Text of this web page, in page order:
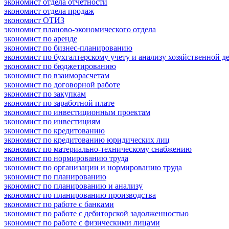
экономист отдела продаж
экономист ОТИЗ
экономист планово-экономического отдела
экономист по аренде
экономист по бизнес-планированию
экономист по бухгалтерскому учету и анализу хозяйственной
экономист по бюджетированию
экономист по взаиморасчетам
экономист по договорной работе
экономист по закупкам
экономист по заработной плате
экономист по инвестиционным проектам
экономист по инвестициям
экономист по кредитованию
экономист по кредитованию юридических лиц
экономист по материально-техническому снабжению
экономист по нормированию труда
экономист по организации и нормированию труда
экономист по планированию
экономист по планированию и анализу
экономист по планированию производства
экономист по работе с банками
экономист по работе с дебиторской задолженностью
экономист по работе с физическими лицами